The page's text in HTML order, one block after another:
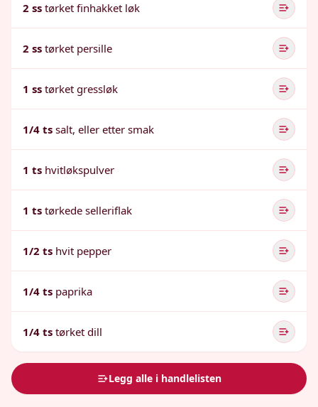
2 ss tørket finhakket løk
2 ss tørket persille
1 ss tørket gressløk
1/4 ts salt, eller etter smak
1 ts hvitløkspulver
1 ts tørkede selleriflak
1/2 ts hvit pepper
1/4 ts paprika
1/4 ts tørket dill
Legg alle i handlelisten